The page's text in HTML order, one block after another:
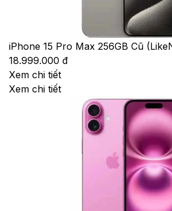
iPhone 15 Pro Max 256GB Cũ
18.999.000 đ
Xem chi tiết
Xem chi tiết